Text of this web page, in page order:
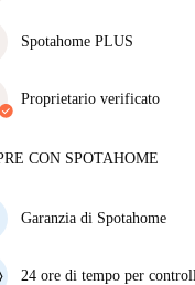
incluse, che coprono l'affitto e
Spotahome PLUS
fornendo accesso agli standard
elevati e un supporto
Proprietario verificato
Maggiori informazioni su
CON SPOTAHOME
Garanzia di Spotahome
con breve preavviso, noi A) ti
24 ore di tempo per